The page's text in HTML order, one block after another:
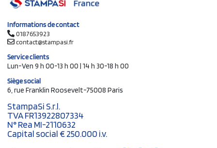
Informations de contact
0187653923
contact@stampasi.fr
Service clients
Lun-Ven 9 h 00-13 h 00 | 14 h 30-18 h 00
Siège social
6, rue Franklin Roosevelt-75008 Paris
StampaSi S.r.l.
TVA FR13922807334
N° Rea MI-2110632
Capital social € 250.000 i.v.